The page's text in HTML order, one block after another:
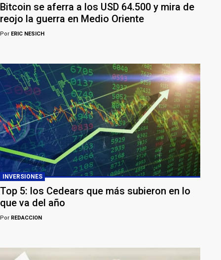
Bitcoin se aferra a los USD 64.500 y mira de
reojo la guerra en Medio Oriente
Por ERIC NESICH
INVERSIONES
Top 5: los Cedears que más subieron en lo
que va del año
Por REDACCION